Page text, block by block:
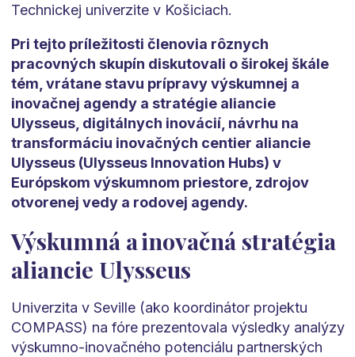
Technickej univerzite v Košiciach.
Pri tejto príležitosti členovia rôznych
pracovných skupín diskutovali o širokej škále
tém, vrátane stavu prípravy výskumnej a
inovačnej agendy a stratégie aliancie
Ulysseus, digitálnych inovácií, návrhu na
transformáciu inovačných centier aliancie
Ulysseus (Ulysseus Innovation Hubs) v
Európskom výskumnom priestore, zdrojov
otvorenej vedy a rodovej agendy.
Výskumná a inovačná stratégia
aliancie Ulysseus
Univerzita v Seville (ako koordinátor projektu
COMPASS) na fóre prezentovala výsledky analýzy
výskumno-inovačného potenciálu partnerských